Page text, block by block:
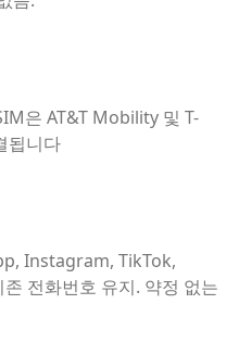
은 AT&T Mobility 및 T-
됩니다
Instagram, TikTok,
전화번호 유지. 약정 없는